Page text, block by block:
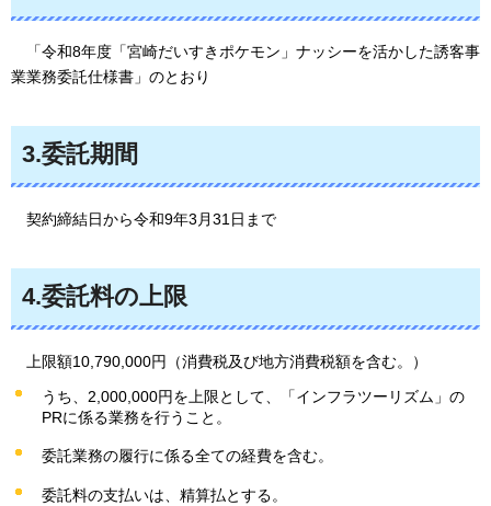
「令和8年度「宮崎だいすきポケモン」ナッシーを活かした誘客事
業業務委託仕様書」のとおり
3.委託期間
契約締結日から令和9年3月31日まで
4.委託料の上限
上限額10,790,000円（消費税及び地方消費税額を含む。）
うち、2,000,000円を上限として、「インフラツーリズム」の
PRに係る業務を行うこと。
委託業務の履行に係る全ての経費を含む。
委託料の支払いは、精算払とする。